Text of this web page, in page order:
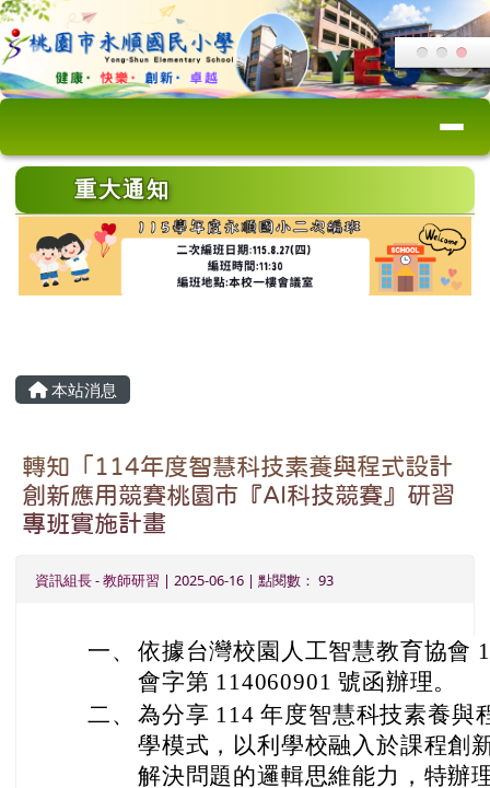
跳至主內容區
桃園市永順國小
導覽列
上中區域內容
重大通知
本站消息
轉知「114年度智慧科技素養與程式設計
創新應用競賽桃園市『AI科技競賽』研習
專班實施計畫
資訊組長-教師研習 | 2025-06-16 | 點閱數： 93
一、 依據台灣校園人工智慧教育協會
會字第 114060901 號函辦理。
二、 為分享 114 年度智慧科技素養與
學模式，以利學校融入於課程創
解決問題的邏輯思維能力，特辦
頁尾區域